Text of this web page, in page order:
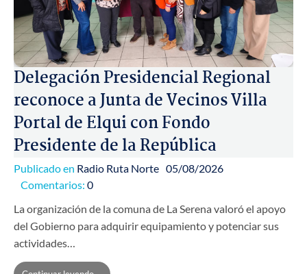
Delegación Presidencial Regional
reconoce a Junta de Vecinos Villa
Portal de Elqui con Fondo
Presidente de la República
Publicado en Radio Ruta Norte 05/08/2026
Comentarios: 0
La organización de la comuna de La Serena valoró el apoyo
del Gobierno para adquirir equipamiento y potenciar sus
actividades…